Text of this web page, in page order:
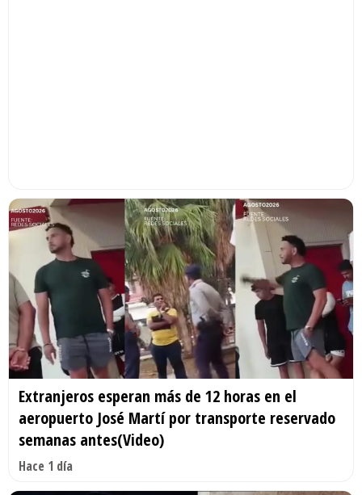
Extranjeros esperan más de 12 horas en el
aeropuerto José Martí por transporte reservado
semanas antes(Video)
Hace 1 día